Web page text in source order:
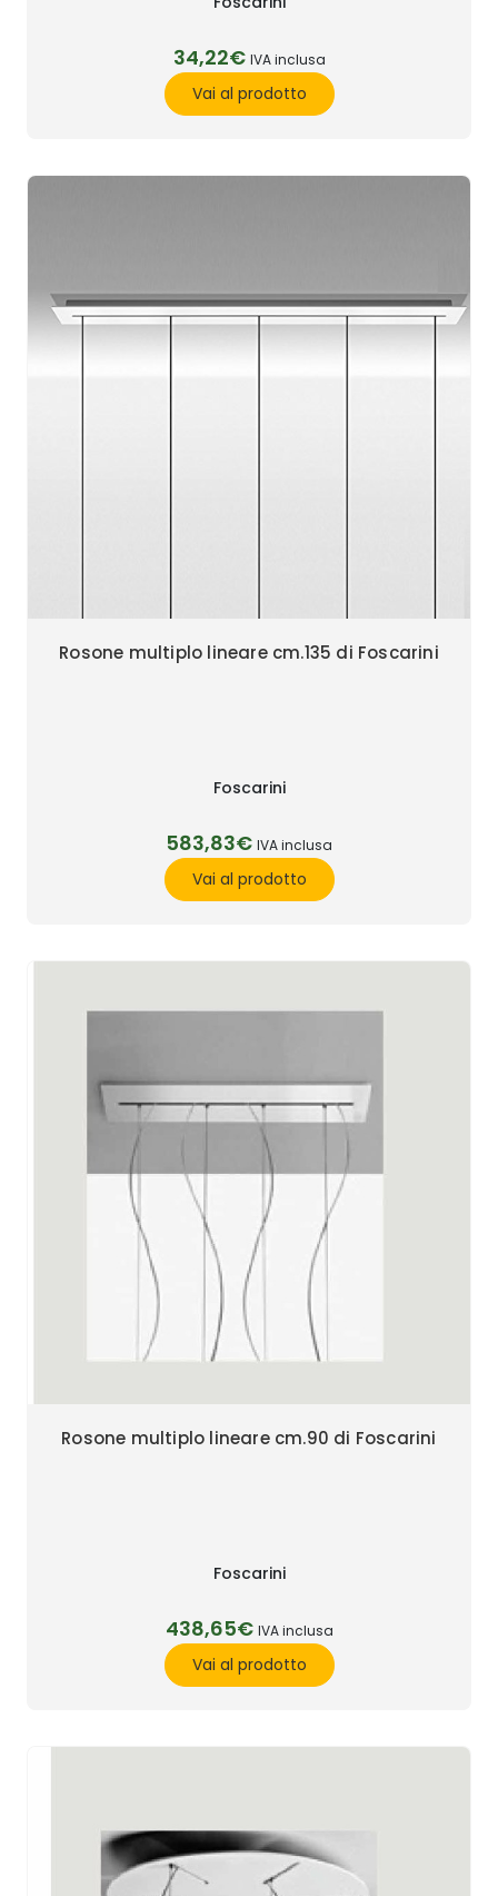
34,22€ IVA inclusa
Vai al prodotto
Rosone multiplo lineare cm.135 di Foscarini
Foscarini
583,83€ IVA inclusa
Vai al prodotto
Rosone multiplo lineare cm.90 di Foscarini
Foscarini
438,65€ IVA inclusa
Vai al prodotto